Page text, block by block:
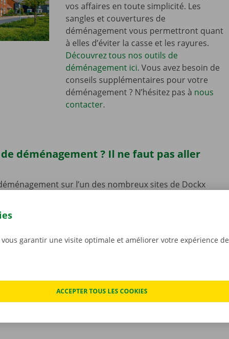
vos affaires en toute simplicité. Les
sangles et couvertures de
déménagement vous permettront quant
à elles d’éviter la casse et les rayures.
Découvrez tous nos outils de
déménagement ici. Vous avez besoin de
conseils supplémentaires pour votre
déménagement ? N’hésitez pas à nous
contacter.
déménagement ? Il ne faut pas aller
sur l’un des nombreux sites de Dockx
est en outre facilement accessible en transports
votre vélo ou votre voiture sur place pendant la
de déménagement.
garantir une visite optimale et améliorer votre expérience de
ACCEPTER TOUS LES COOKIES